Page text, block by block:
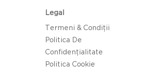
Legal
Termeni & Condiții
Politica De
Confidențialitate
Politica Cookie